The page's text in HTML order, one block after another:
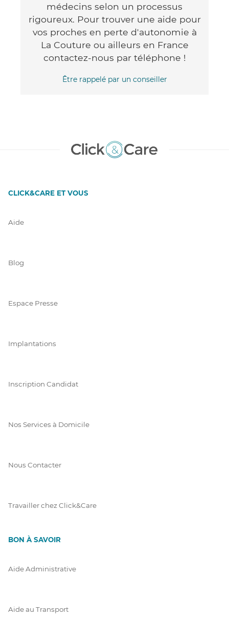
médecins selon un processus
rigoureux. Pour trouver une aide pour
vos proches en perte d'autonomie à
La Couture ou ailleurs en France
contactez-nous par téléphone !
Être rappelé par un conseiller
CLICK&CARE ET VOUS
Aide
Blog
Espace Presse
Implantations
Inscription Candidat
Nos Services à Domicile
Nous Contacter
Travailler chez Click&Care
BON À SAVOIR
Aide Administrative
Aide au Transport